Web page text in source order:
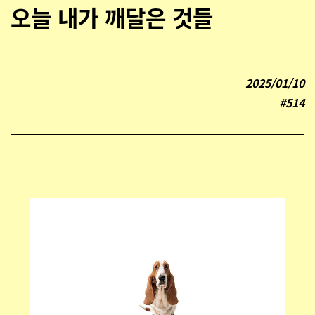
오늘 내가 깨달은 것들
2025/01/10
#514